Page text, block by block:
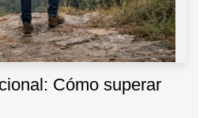
Cómo superar